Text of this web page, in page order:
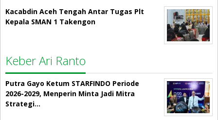
Kacabdin Aceh Tengah Antar Tugas Plt
Kepala SMAN 1 Takengon
Keber Ari Ranto
Putra Gayo Ketum STARFINDO Periode
2026-2029, Menperin Minta Jadi Mitra
Strategi…